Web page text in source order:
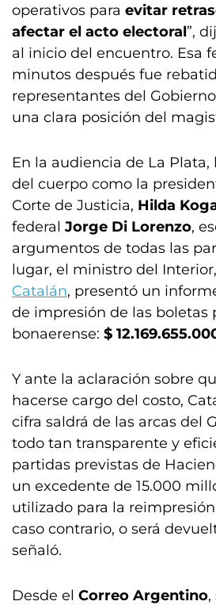
operativos para evitar
afectar el acto electoral”,
al inicio del encuentro. Esa
minutos después fue
representantes del
una clara posición del
En la audiencia de La
del cuerpo como la
Corte de Justicia, Hilda
federal Jorge Di Lorenzo,
argumentos de todas las
lugar, el ministro del Interior,
Catalán, presentó un
de impresión de las boletas
bonaerense: $
Y ante la aclaración sobre
hacerse cargo del costo,
cifra saldrá de las arcas del
todo tan transparente y
partidas previstas de
un excedente de 15.000
utilizado para la
caso contrario, o será
señaló.
Desde el Correo Argentino,